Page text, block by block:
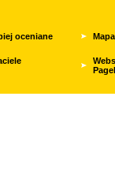
oceniane